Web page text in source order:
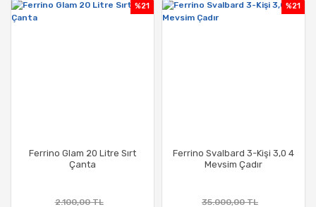
Ferrino Glam 20 Litre Sırt
Çanta
%21
2.100,00 TL
Ferrino Svalbard 3-Kişi 3,0 4
Mevsim Çadır
%21
35.000,00 TL